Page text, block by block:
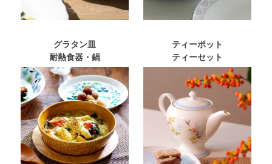
グラタン皿
耐熱食器・鍋
ティーポット
ティーセット